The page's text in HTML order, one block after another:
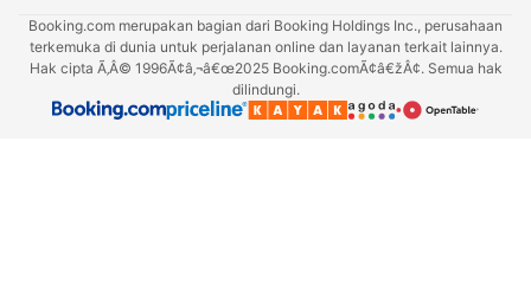
Booking.com merupakan bagian dari Booking Holdings Inc., perusahaan
terkemuka di dunia untuk perjalanan online dan layanan terkait lainnya.
Hak cipta Ã‚Â© 1996Ã¢â‚¬â€œ2025 Booking.comÃ¢â€žÂ¢. Semua hak
dilindungi.